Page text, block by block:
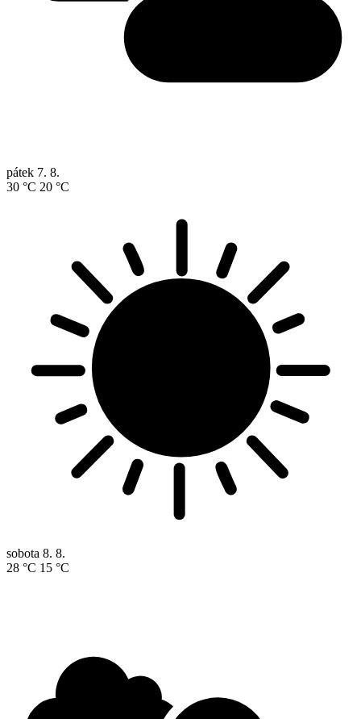
pátek 7. 8.
30 °C 20 °C
sobota 8. 8.
28 °C 15 °C